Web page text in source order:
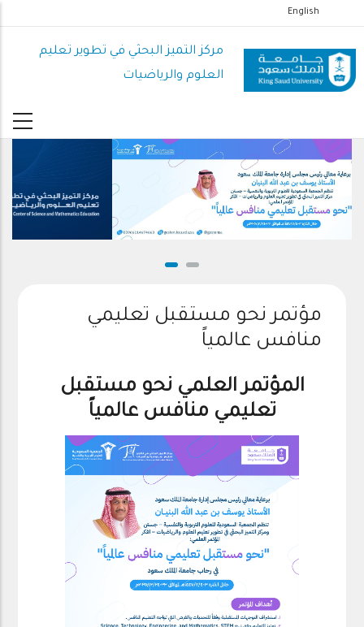
إلى
المحتوى
الرئيسي
English
مركز التميز البحثي في تطوير تعليم
العلوم والرياضيات
مؤتمر نحو مستقبل تعليمي
منافس عالمياً
المؤتمر العلمي نحو مستقبل
تعليمي منافس عالمياً